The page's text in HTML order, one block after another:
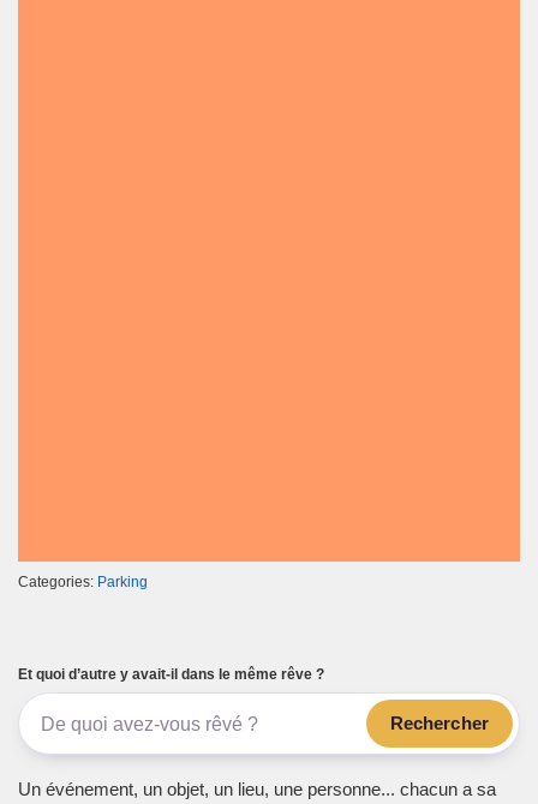
Categories: Parking
Et quoi d’autre y avait-il dans le même rêve ?
Rechercher
Un événement, un objet, un lieu, une personne... chacun a sa